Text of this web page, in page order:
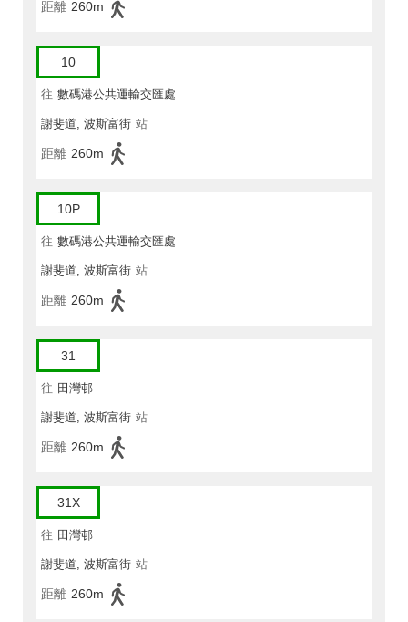
距離 260m
10
往 數碼港公共運輸交匯處
謝斐道, 波斯富街 站
距離 260m
10P
往 數碼港公共運輸交匯處
謝斐道, 波斯富街 站
距離 260m
31
往 田灣邨
謝斐道, 波斯富街 站
距離 260m
31X
往 田灣邨
謝斐道, 波斯富街 站
距離 260m